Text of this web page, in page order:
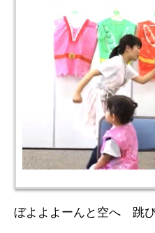
ぼよよよーんと空へ 跳び